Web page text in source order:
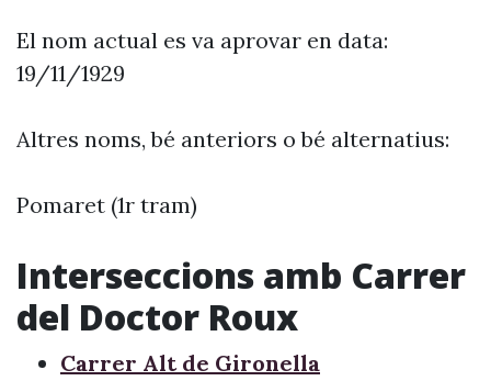
El nom actual es va aprovar en data:
19/11/1929
Altres noms, bé anteriors o bé alternatius:
Pomaret (1r tram)
Interseccions amb Carrer
del Doctor Roux
Carrer Alt de Gironella